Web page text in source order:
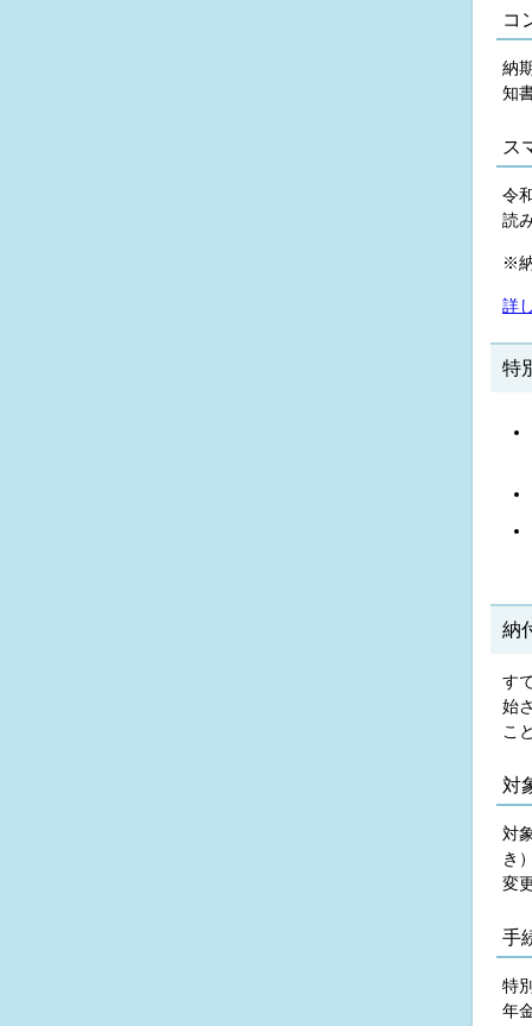
コ
納
知
ス
令
読
※
詳
特
納
す
始
こ
対
対
き
変
手
特
年